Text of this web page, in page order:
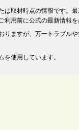
は取材時点の情報です。
用前に公式の最新情報を
りますが、万一トラブル
を使用しています。